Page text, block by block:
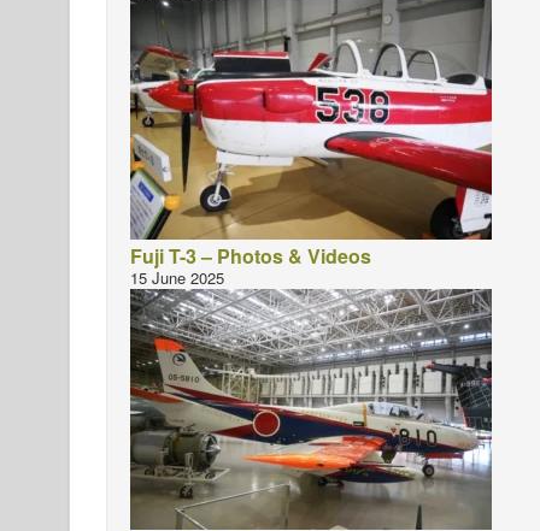
Fuji T-3 – Photos & Videos
15 June 2025